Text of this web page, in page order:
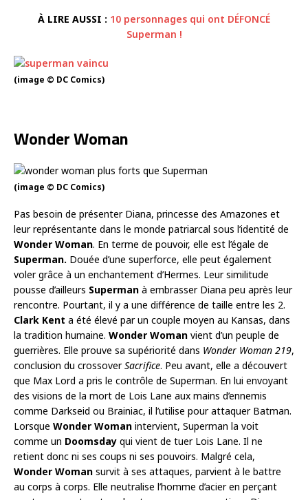
À LIRE AUSSI : 10 personnages qui ont DÉFONCÉ
Superman !
(image © DC Comics)
Wonder Woman
(image © DC Comics)
Pas besoin de présenter Diana, princesse des Amazones et
leur représentante dans le monde patriarcal sous l’identité de
Wonder Woman. En terme de pouvoir, elle est l’égale de
Superman. Douée d’une superforce, elle peut également
voler grâce à un enchantement d’Hermes. Leur similitude
pousse d’ailleurs Superman à embrasser Diana peu après leur
rencontre. Pourtant, il y a une différence de taille entre les 2.
Clark Kent a été élevé par un couple moyen au Kansas, dans
la tradition humaine. Wonder Woman vient d’un peuple de
guerrières. Elle prouve sa supériorité dans Wonder Woman 219,
conclusion du crossoverSacrifice. Peu avant, elle a découvert
que Max Lord a pris le contrôle de Superman. En lui envoyant
des visions de la mort de Lois Lane aux mains d’ennemis
comme Darkseid ou Brainiac, il l’utilise pour attaquer Batman.
Lorsque Wonder Woman intervient, Superman la voit
comme un Doomsday qui vient de tuer Lois Lane. Il ne
retient donc ni ses coups ni ses pouvoirs. Malgré cela,
Wonder Woman survit à ses attaques, parvient à le battre
au corps à corps. Elle neutralise l’homme d’acier en perçant